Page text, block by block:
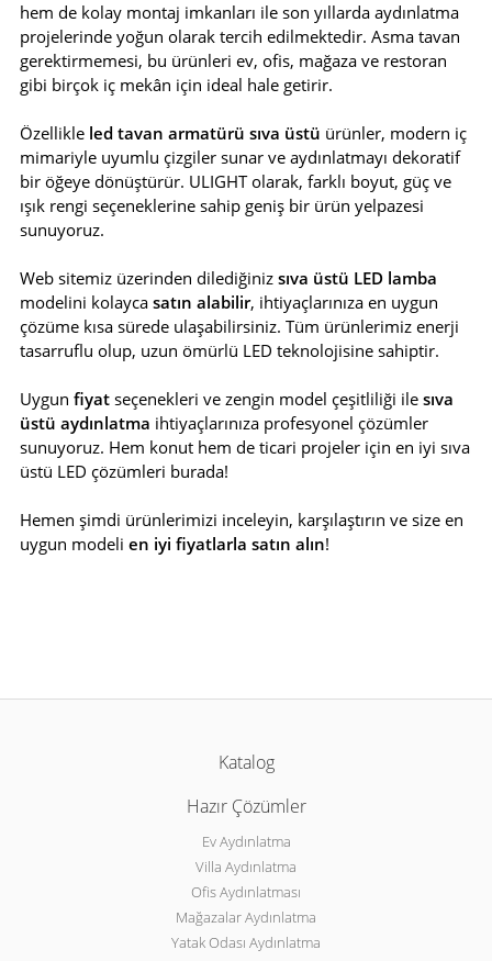
hem de kolay montaj imkanları ile son yıllarda aydınlatma
projelerinde yoğun olarak tercih edilmektedir. Asma tavan
gerektirmemesi, bu ürünleri ev, ofis, mağaza ve restoran
gibi birçok iç mekân için ideal hale getirir.
Özellikle led tavan armatürü sıva üstü ürünler, modern iç
mimariyle uyumlu çizgiler sunar ve aydınlatmayı dekoratif
bir öğeye dönüştürür. ULIGHT olarak, farklı boyut, güç ve
ışık rengi seçeneklerine sahip geniş bir ürün yelpazesi
sunuyoruz.
Web sitemiz üzerinden dilediğiniz sıva üstü LED lamba
modelini kolayca satın alabilir, ihtiyaçlarınıza en uygun
çözüme kısa sürede ulaşabilirsiniz. Tüm ürünlerimiz enerji
tasarruflu olup, uzun ömürlü LED teknolojisine sahiptir.
Uygun fiyatseçenekleri ve zengin model çeşitliliği ile sıva
üstü aydınlatma ihtiyaçlarınıza profesyonel çözümler
sunuyoruz. Hem konut hem de ticari projeler için en iyi sıva
üstü LED çözümleri burada!
Hemen şimdi ürünlerimizi inceleyin, karşılaştırın ve size en
uygun modeli en iyi fiyatlarla satın alın!
Katalog
Hazır Çözümler
Ev Aydınlatma
Villa Aydınlatma
Ofis Aydınlatması
Mağazalar Aydınlatma
Yatak Odası Aydınlatma